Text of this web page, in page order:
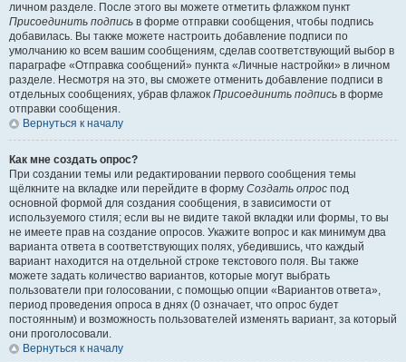
личном разделе. После этого вы можете отметить флажком пункт
Присоединить подпись в форме отправки сообщения, чтобы подпись
добавилась. Вы также можете настроить добавление подписи по
умолчанию ко всем вашим сообщениям, сделав соответствующий выбор в
параграфе «Отправка сообщений» пункта «Личные настройки» в личном
разделе. Несмотря на это, вы сможете отменить добавление подписи в
отдельных сообщениях, убрав флажок Присоединить подпись в форме
отправки сообщения.
Вернуться к началу
Как мне создать опрос?
При создании темы или редактировании первого сообщения темы
щёлкните на вкладке или перейдите в форму Создать опрос под
основной формой для создания сообщения, в зависимости от
используемого стиля; если вы не видите такой вкладки или формы, то вы
не имеете прав на создание опросов. Укажите вопрос и как минимум два
варианта ответа в соответствующих полях, убедившись, что каждый
вариант находится на отдельной строке текстового поля. Вы также
можете задать количество вариантов, которые могут выбрать
пользователи при голосовании, с помощью опции «Вариантов ответа»,
период проведения опроса в днях (0 означает, что опрос будет
постоянным) и возможность пользователей изменять вариант, за который
они проголосовали.
Вернуться к началу